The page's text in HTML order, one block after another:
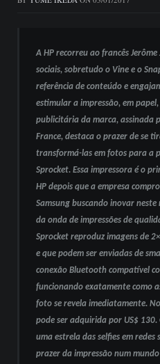
A HP recorreu ao francês
sociais, sobretudo o Vine e o
referência de conteúdo e
estimular a impressão, em
publicitária da marca, assinada
France, destaca o prazer de se
transformá-las em fotos para a
Sprocket. Essa impressora é o
HP depois que a empresa
Samsung buscando inovar
da onda de impressões de
Sprocket reproduz imagens de
e que podem ser enviadas de
conexão Bluetooth compatível
funcionando exatamente como
foto se revela imediatamente.
pode ser adquirida por US$
uma estrela das selfies em
prazer da impressão num